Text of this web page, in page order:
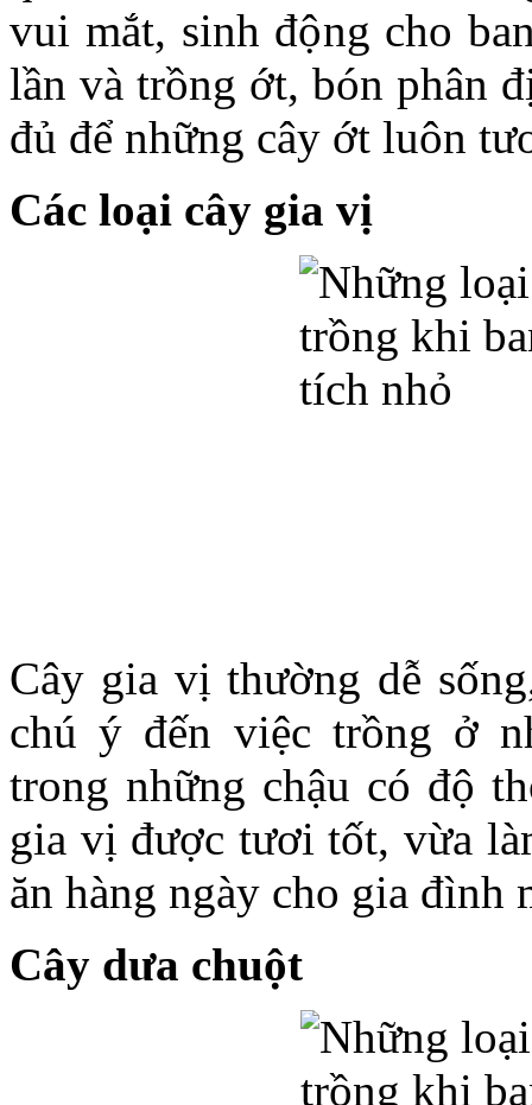
vui mắt, sinh động cho
lần và trồng ớt, bón phân
đủ để những cây ớt luôn
Các loại cây gia vị
Cây gia vị thường dễ
chú ý đến việc trồng ở
trong những chậu có độ
gia vị được tươi tốt, vừa
ăn hàng ngày cho gia đình
Cây dưa chuột